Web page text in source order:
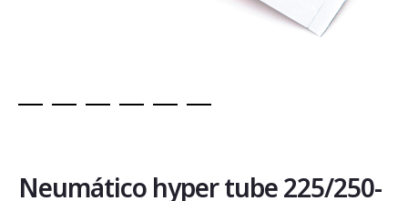
de
laNeumático hyper tube 225/250-